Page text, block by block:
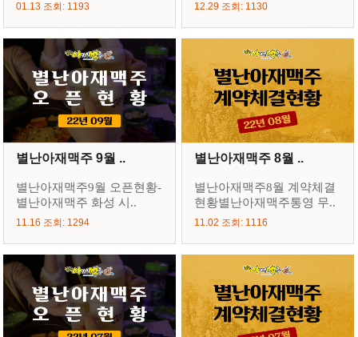
01.13 조회: 1193 12.29 조회: 1130
별난아재맥주 9월 ..
별난아재맥주9월 오픈현황-
별난아재맥주 화성 시..
11.16 조회: 1294
별난아재맥주 8월 ..
별난아재맥주8월 계약체결
현황별난아재맥주통영 무..
11.02 조회: 1116